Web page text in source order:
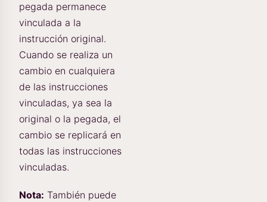
pegada permanece
vinculada a la
instrucción original.
Cuando se realiza un
cambio en cualquiera
de las instrucciones
vinculadas, ya sea la
original o la pegada, el
cambio se replicará en
todas las instrucciones
vinculadas.
Nota: También puede